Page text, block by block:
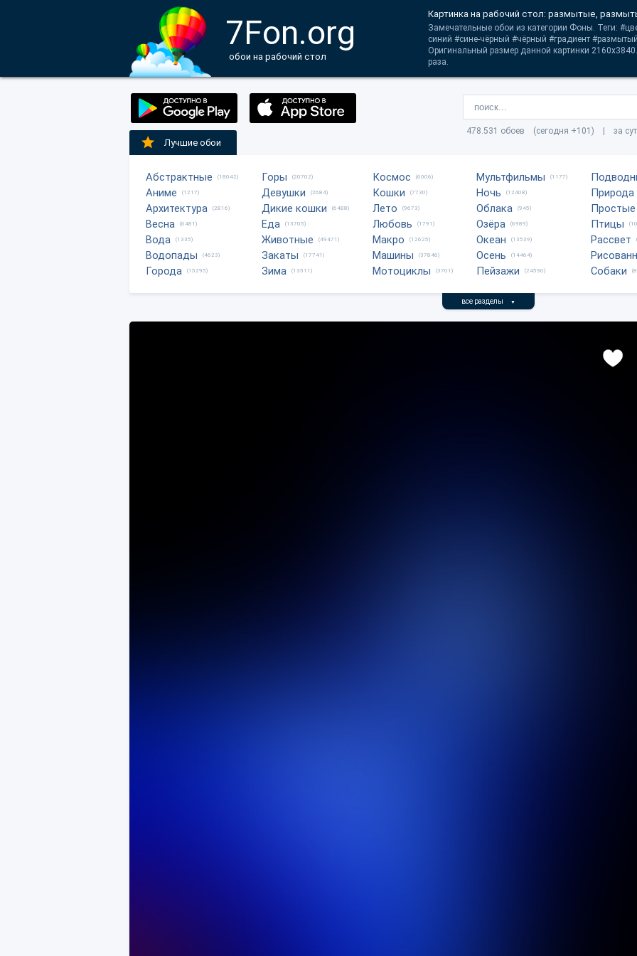
7Fon.org
обои на рабочий стол
Картинка на рабочий стол: размытые,
Замечательные обои из категории Фоны. Теги:
синий #сине-чёрный #чёрный #градиент
Оригинальный размер данной картинки
раза.
478.531 обоев (сегодня +101) | за
Лучшие обои
Абстрактные (18042)
Аниме (1217)
Архитектура (2816)
Весна (6481)
Вода (1335)
Водопады (4623)
Города (15295)
Горы (20702)
Девушки (2684)
Дикие кошки (6488)
Еда (13705)
Животные (49471)
Закаты (17741)
Зима (13511)
Космос (6006)
Кошки (7730)
Лето (9673)
Любовь (1791)
Макро (12625)
Машины (37846)
Мотоциклы (3701)
Мультфильмы (1177)
Ночь (12408)
Облака (945)
Озёра (6989)
Океан (13539)
Осень (14464)
Пейзажи (24590)
Природа
Простые
Птицы
Рассвет
Собаки
все разделы ▼